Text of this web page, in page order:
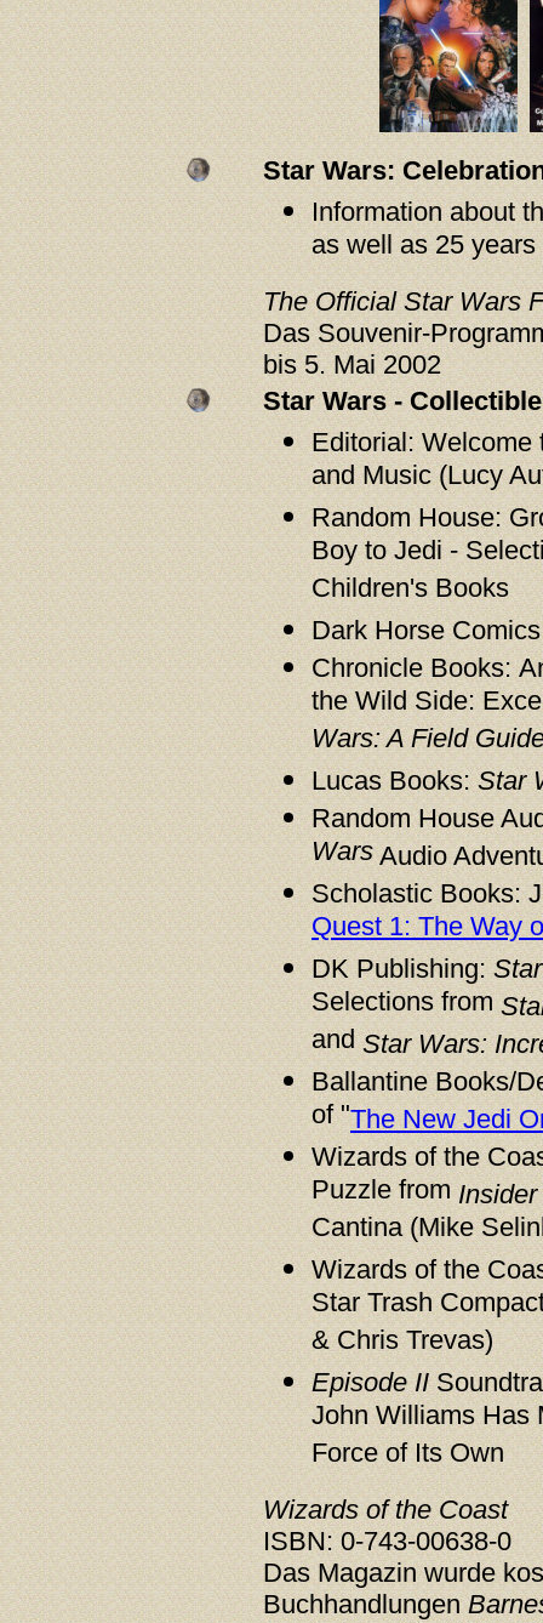
Star Wars:
Information about
as well as 25
The Official Star Wars
Das Souvenir-
bis 5. Mai 2002
Star Wars -
Editorial:
and Music (Lucy
Random House:
Boy to Jedi -
Children's Books
Dark Horse
Chronicle Books:
the Wild Side:
Wars: A Field
Lucas Books:Star
Random House
WarsAudio
Scholastic Books:
Quest 1: The Way
DK Publishing:
Selections from
andStar Wars:
Ballantine Books/
of "The New Jedi
Wizards of the
Puzzle fromInsider
Cantina (Mike
Wizards of the
Star Trash
& Chris Trevas)
Episode II
John Williams
Force of Its Own
Wizards of the Coast
ISBN: 0-743-00638-0
Das Magazin wurde
Buchhandlungen